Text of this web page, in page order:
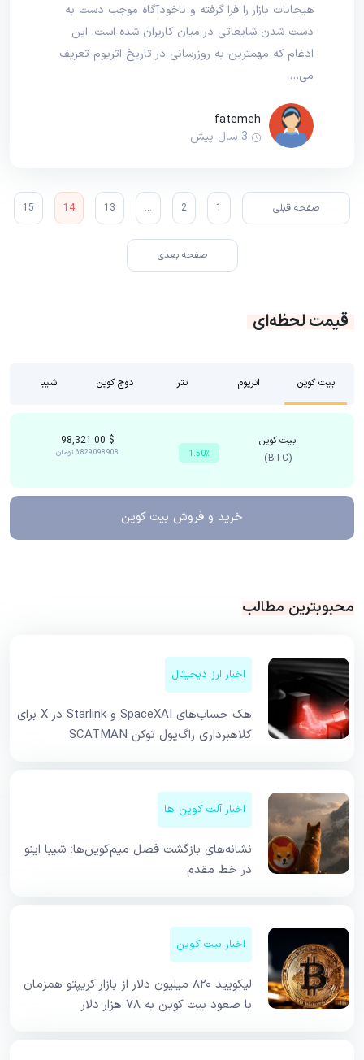
هیجانات بازار را فرا گرفته و ناخودآگاه موجب دست به
دست شدن شایعاتی در میان کاربران شده است. این
ادغام که مهمترین به روزرسانی در تاریخ اتریوم تعریف
می…
fatemeh
3 سال پیش
صفحه قبلی 1
2
…
13
14
15
صفحه بعدی
قیمت لحظه‌ای
بیت کوین اتریوم تتر دوج کوین شیبا
بیت کوین
(BTC)
1.50٪
$
6,829,098,908 تومان
خرید و فروش بیت کوین
محبوبترین مطالب
اخبار ارز دیجیتال
هک حساب‌های SpaceXAI و Starlink در X برای
کلاهبرداری راگ‌پول توکن SCATMAN
اخبار آلت کوین ها
نشانه‌های بازگشت فصل میم‌کوین‌ها؛ شیبا اینو
در خط مقدم
اخبار بیت کوین
لیکویید ۸۲۰ میلیون دلار از بازار کریپتو همزمان
با صعود بیت کوین به ۷۸ هزار دلار